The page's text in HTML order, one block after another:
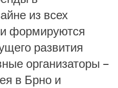
из всех
формируются
развития
организаторы –
в Брно и